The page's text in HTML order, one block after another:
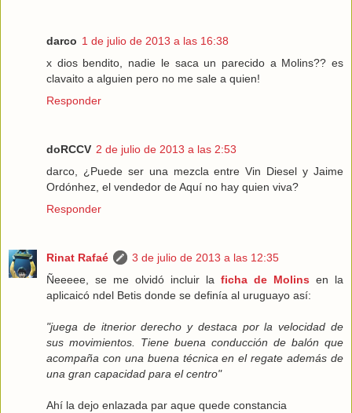
darco 1 de julio de 2013 a las 16:38
x dios bendito, nadie le saca un parecido a Molins?? es
clavaito a alguien pero no me sale a quien!
Responder
doRCCV 2 de julio de 2013 a las 2:53
darco, ¿Puede ser una mezcla entre Vin Diesel y Jaime
Ordónhez, el vendedor de Aquí no hay quien viva?
Responder
Rinat Rafaé
3 de julio de 2013 a las 12:35
Ñeeeee, se me olvidó incluir la ficha de Molins en la
aplicaicó ndel Betis donde se definía al uruguayo así:
"juega de itnerior derecho y destaca por la velocidad de
sus movimientos. Tiene buena conducción de balón que
acompaña con una buena técnica en el regate además de
una gran capacidad para el centro"
Ahí la dejo enlazada par aque quede constancia